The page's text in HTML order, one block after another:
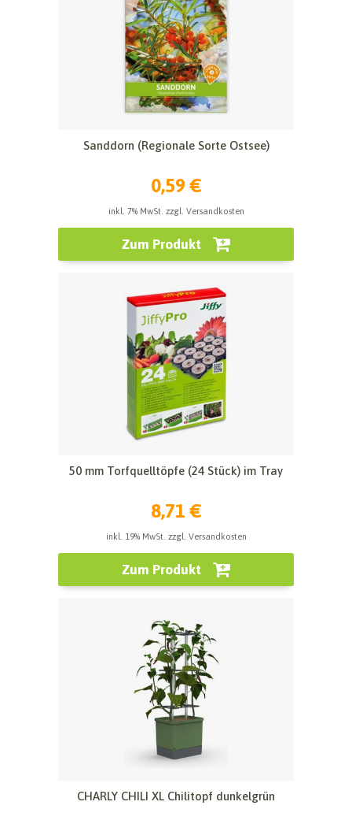
Sanddorn (Regionale Sorte Ostsee)
0,59 €
inkl. 7% MwSt. zzgl. Versandkosten
Zum Produkt
50 mm Torfquelltöpfe (24 Stück) im Tray
8,71 €
inkl. 19% MwSt. zzgl. Versandkosten
Zum Produkt
CHARLY CHILI XL Chilitopf dunkelgrün